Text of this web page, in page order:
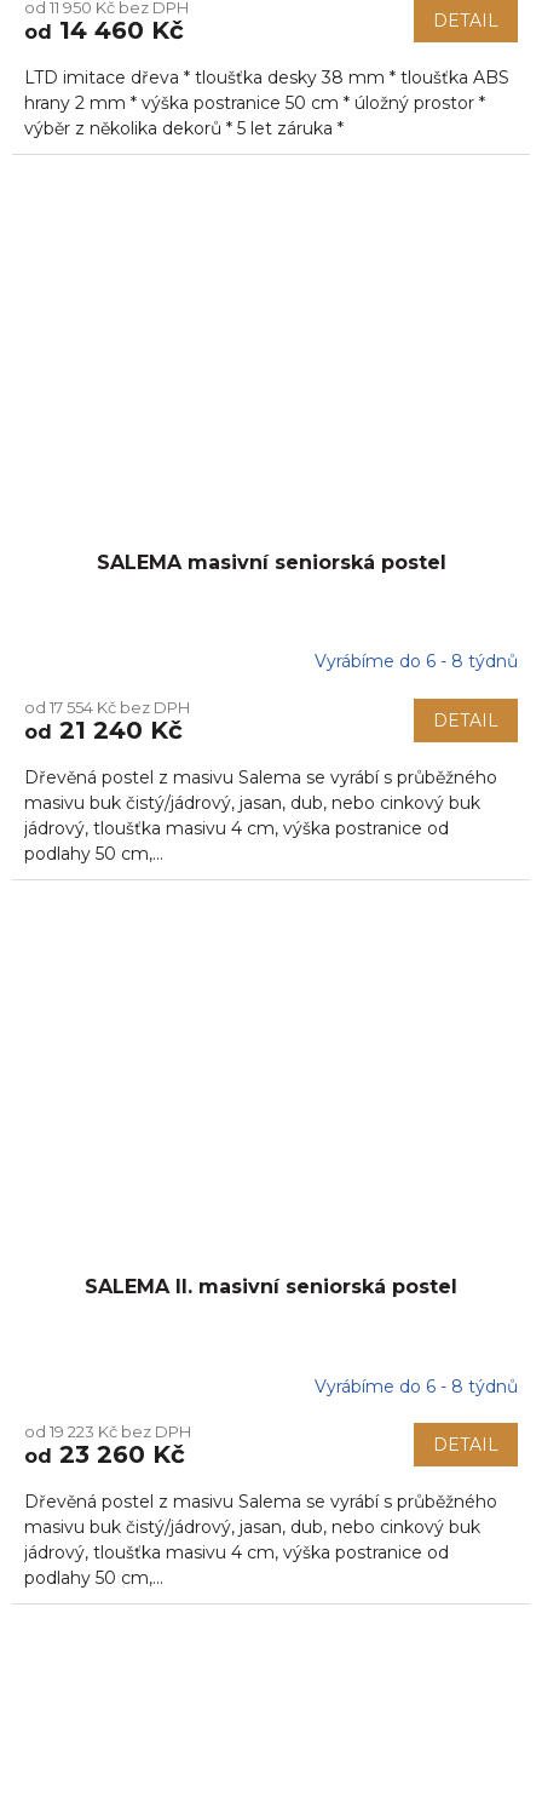
produktu
je
z
5
hvězdiček.
od 11 950 Kč bez DPH
od 14 460 Kč DETAIL
LTD imitace dřeva * tloušťka desky 38 mm * tloušťka ABS
hrany 2 mm * výška postranice 50 cm * úložný prostor *
výběr z několika dekorů * 5 let záruka *
SALEMA masivní seniorská postel
Vyrábíme do 6 - 8 týdnů
od 17 554 Kč bez DPH
od 21 240 Kč DETAIL
Dřevěná postel z masivu Salema se vyrábí s průběžného
masivu buk čistý/jádrový, jasan, dub, nebo cinkový buk
jádrový, tloušťka masivu 4 cm, výška postranice od
podlahy 50 cm,...
SALEMA II. masivní seniorská postel
Vyrábíme do 6 - 8 týdnů
od 19 223 Kč bez DPH
od 23 260 Kč DETAIL
Dřevěná postel z masivu Salema se vyrábí s průběžného
masivu buk čistý/jádrový, jasan, dub, nebo cinkový buk
jádrový, tloušťka masivu 4 cm, výška postranice od
podlahy 50 cm,...